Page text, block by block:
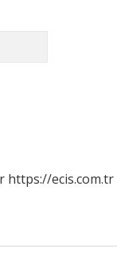
https://ecis.com.tr